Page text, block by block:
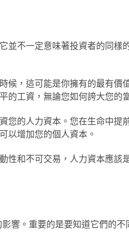
並不一定意味著投資者的同樣
候，這可能是你擁有的最有價
的工資，無論您如何誇大您的
您的人力資本。您在生命中提
以增加您的個人資本。
性和不可交易，人力資本應該
響。重要的是要知道它們的不